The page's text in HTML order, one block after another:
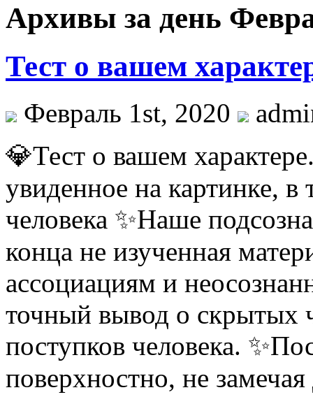
Архивы за день
Тест о вашем
Февраль 1st, 2020
💎Тест о вашем
увиденное на картинке, в
человека ✨Наше
конца не изученная
ассоциациям и
точный вывод о скрытых
поступков человека.
поверхностно, не